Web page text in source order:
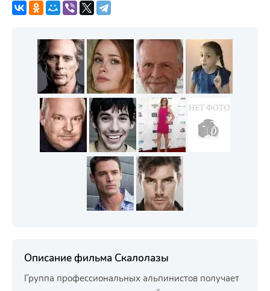
Описание фильма Скалолазы
Группа профессиональных альпинистов получает